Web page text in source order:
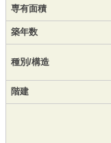
専有面積
築年数
種別/構造
階建